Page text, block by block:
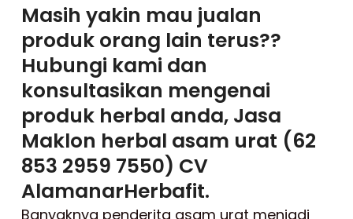
Masih yakin mau jualan
produk orang lain terus??
Hubungi kami dan
konsultasikan mengenai
produk herbal anda, Jasa
Maklon herbal asam urat (62
853 2959 7550) CV
AlamanarHerbafit.
Banyaknya penderita asam urat menjadi